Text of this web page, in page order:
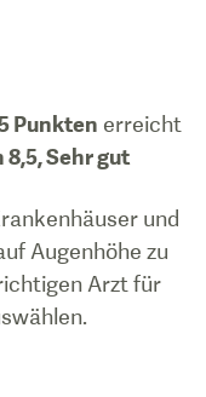
Punkten erreicht
8,5,Sehr gut
und
Augenhöhe zu
Arzt für